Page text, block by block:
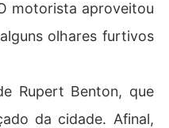
motorista aproveitou
olhares furtivos
Rupert Benton, que
da cidade. Afinal,